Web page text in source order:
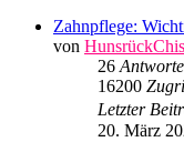
Zahnpflege:
von HunsrückChis
26
16200
Letzter
20. März